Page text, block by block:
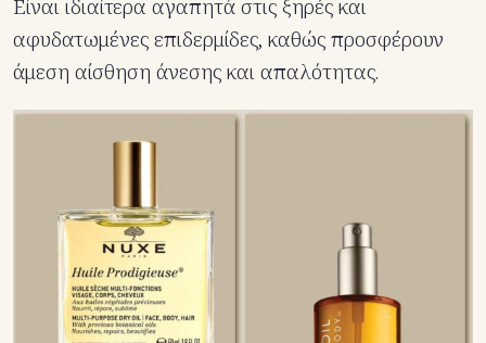
Είναι ιδιαίτερα αγαπητά στις ξηρές και
αφυδατωμένες επιδερμίδες, καθώς προσφέρουν
άμεση αίσθηση άνεσης και απαλότητας.